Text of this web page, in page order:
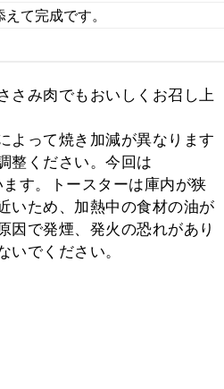
て完成です。
さみ肉でもおいしくお召し上
よって焼き加減が異なります
整ください。今回は
す。トースターは庫内が狭
いため、加熱中の食材の油が
因で発煙、発火の恐れがあり
いでください。